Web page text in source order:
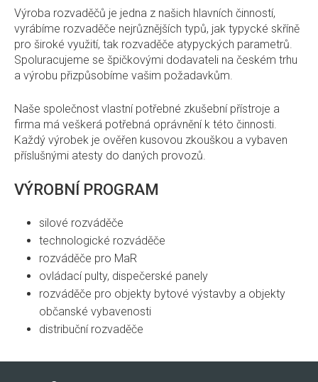
Výroba rozvaděčů je jedna z našich hlavních činností,
vyrábíme rozvaděče nejrůznějších typů, jak typycké skříně
pro široké využití, tak rozvaděče atypyckých parametrů.
Spoluracujeme se špičkovými dodavateli na českém trhu
a výrobu přizpůsobíme vašim požadavkům.
Naše společnost vlastní potřebné zkušební přístroje a
firma má veškerá potřebná oprávnění k této činnosti.
Každý výrobek je ověřen kusovou zkouškou a vybaven
příslušnými atesty do daných provozů.
VÝROBNÍ PROGRAM
silové rozváděče
technologické rozváděče
rozváděče pro MaR
ovládací pulty, dispečerské panely
rozváděče pro objekty bytové výstavby a objekty
občanské vybavenosti
distribuční rozvaděče